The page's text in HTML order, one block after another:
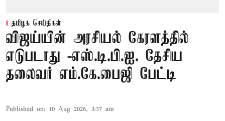
தமிழக செய்திகள்
விஜய்யின் அரசியல் கேரளத்தில்
எடுபடாது -எஸ்.டி.பி.ஐ. தேசிய
தலைவர் எம்.கே.பைஜி பேட்டி
Published on: 10 Aug 2026, 3:37 am